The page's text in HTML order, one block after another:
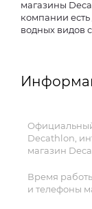
магазины
компании
водных видов
Decathlon,
магазин
Время
и телефоны